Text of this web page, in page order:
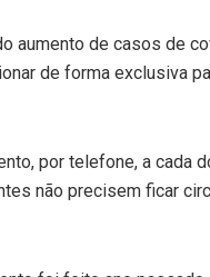
aumento de casos de
de forma exclusiva
por telefone, a cada
não precisem ficar